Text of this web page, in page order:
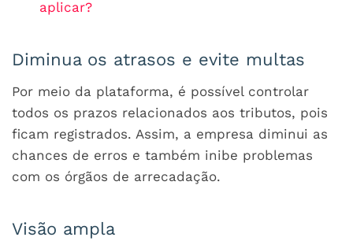
aplicar?
Diminua os atrasos e evite multas
Por meio da plataforma, é possível controlar
todos os prazos relacionados aos tributos, pois
ficam registrados. Assim, a empresa diminui as
chances de erros e também inibe problemas
com os órgãos de arrecadação.
Visão ampla